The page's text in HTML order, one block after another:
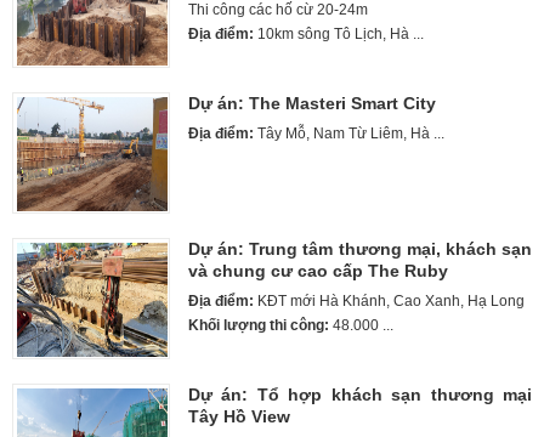
Thi công các hố cừ 20-24m
Địa điểm: 10km sông Tô Lịch, Hà ...
Dự án: The Masteri Smart City
Địa điểm: Tây Mỗ, Nam Từ Liêm, Hà ...
Dự án: Trung tâm thương mại, khách sạn
và chung cư cao cấp The Ruby
Địa điểm: KĐT mới Hà Khánh, Cao Xanh, Hạ Long
Khối lượng thi công: 48.000 ...
Dự án: Tổ hợp khách sạn thương mại
Tây Hồ View